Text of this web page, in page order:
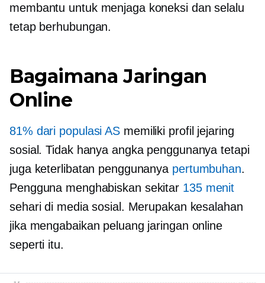
membantu untuk menjaga koneksi dan selalu
tetap berhubungan.
Bagaimana Jaringan
Online
81% dari populasi AS memiliki profil jejaring
sosial. Tidak hanya angka penggunanya tetapi
juga keterlibatan penggunanya pertumbuhan.
Pengguna menghabiskan sekitar 135 menit
sehari di media sosial. Merupakan kesalahan
jika mengabaikan peluang jaringan online
seperti itu.